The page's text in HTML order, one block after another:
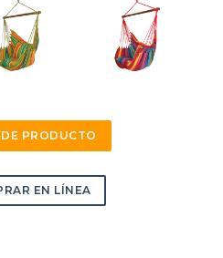
PRODUCTO
EN LÍNEA